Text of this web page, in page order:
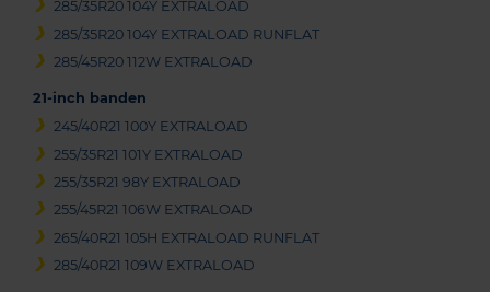
285/35R20 104Y EXTRALOAD
285/35R20 104Y EXTRALOAD RUNFLAT
285/45R20 112W EXTRALOAD
21-inch banden
245/40R21 100Y EXTRALOAD
255/35R21 101Y EXTRALOAD
255/35R21 98Y EXTRALOAD
255/45R21 106W EXTRALOAD
265/40R21 105H EXTRALOAD RUNFLAT
285/40R21 109W EXTRALOAD